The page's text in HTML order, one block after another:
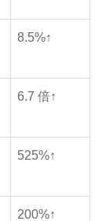
8.5%↑
6.7 倍↑
525%↑
200%↑